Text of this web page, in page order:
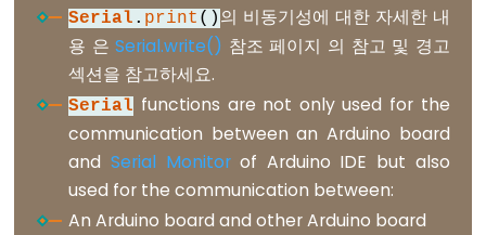
String
Functions
String.c_str()
String.charAt()
String.compareTo()
String.concat()
Serial . print () 의 비동기성에 대한 자세한 내
용 은Serial.write() 참조 페이지 의 참고 및 경고
섹션을 참고하세요.
Serial functions are not only used for the
communication between an Arduino board
andSerial Monitorof Arduino IDE but also
used for the communication between:
An Arduino board and other Arduino board